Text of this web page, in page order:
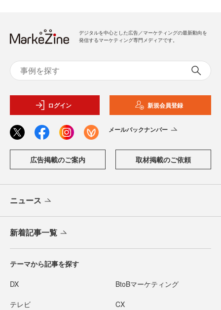
デジタルを中心とした広告／マーケティングの最新動向を
発信するマーケティング専門メディアです。
ログイン 新規会員登録
メールバックナンバー
広告掲載のご案内 取材掲載のご依頼
ニュース
新着記事一覧
テーマから記事を探す
DX BtoBマーケティング
テレビ CX